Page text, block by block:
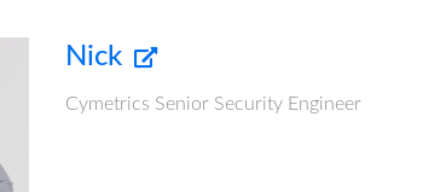
Nick
Cymetrics Senior Security Engineer